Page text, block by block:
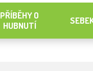
PŘÍBĚHY O
HUBNUTÍ